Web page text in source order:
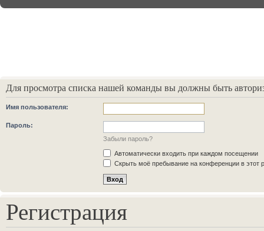
Для просмотра списка нашей команды вы должны быть
Имя пользователя:
Пароль:
Забыли пароль?
Автоматически входить при каждом посещении
Скрыть моё пребывание на конференции в этот
Регистрация